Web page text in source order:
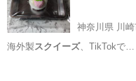
神奈川県 川崎
海外製 スクイーズ、TikTokで…